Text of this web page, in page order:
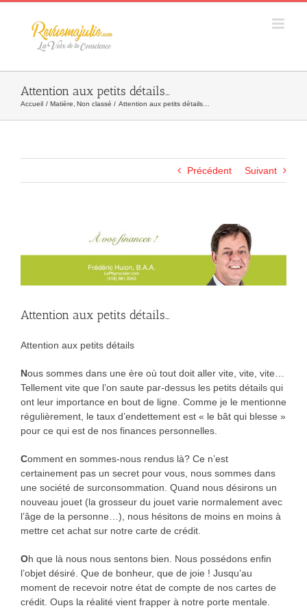
Skip
Attention aux petits détails…
Accueil Matière Non classé Attention aux petits détails…
Précédent Suivant
Attention aux petits détails…
Attention aux petits détails
Nous sommes dans une ère où tout doit aller vite, vite, vite…
Tellement vite que l’on saute par-dessus les petits détails qui
ont leur importance en bout de ligne. Comme je le mentionne
régulièrement, le taux d’endettement est « le bât qui blesse »
pour ce qui est de nos finances personnelles.
Comment en sommes-nous rendus là? Ce n’est
certainement pas un secret pour vous, nous sommes dans
une société de surconsommation. Quand nous désirons un
nouveau jouet (la grosseur du jouet varie normalement avec
l’âge de la personne…), nous hésitons de moins en moins à
mettre cet achat sur notre carte de crédit.
Oh que là nous nous sentons bien. Nous possédons enfin
l’objet désiré. Que de bonheur, que de joie ! Jusqu’au
moment de recevoir notre état de compte de nos cartes de
crédit. Oups la réalité vient frapper à notre porte mentale.